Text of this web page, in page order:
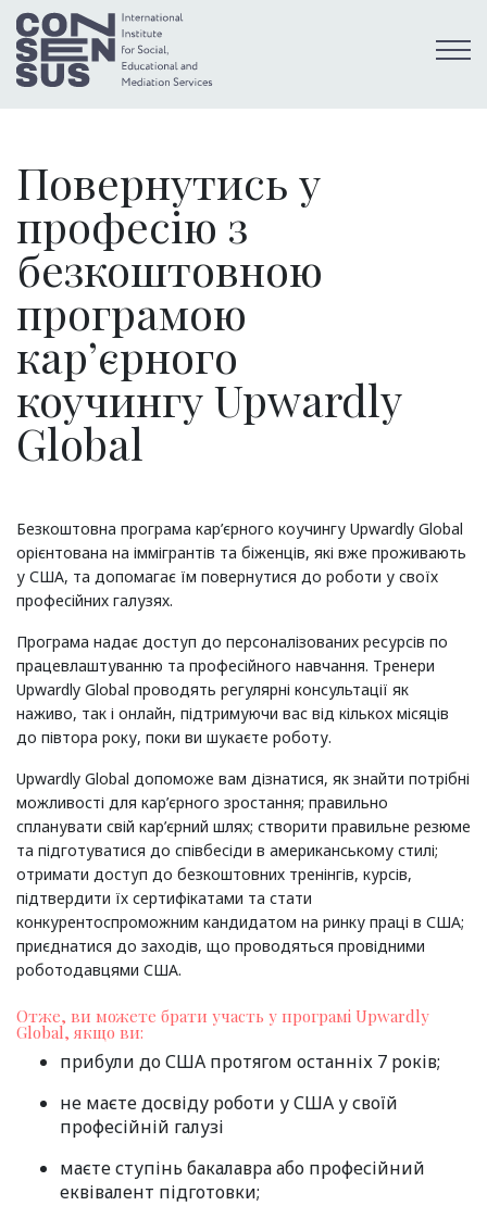
Повернутись у
професію з
безкоштовною
програмою
кар’єрного
коучингу Upwardly
Global
Безкоштовна програма кар’єрного коучингу Upwardly Global
орієнтована на іммігрантів та біженців, які вже проживають
у США, та допомагає їм повернутися до роботи у своїх
професійних галузях.
Програма надає доступ до персоналізованих ресурсів по
працевлаштуванню та професійного навчання. Тренери
Upwardly Global проводять регулярні консультації як
наживо, так і онлайн, підтримуючи вас від кількох місяців
до півтора року, поки ви шукаєте роботу.
Upwardly Global допоможе вам дізнатися, як знайти потрібні
можливості для кар’єрного зростання; правильно
спланувати свій кар’єрний шлях; створити правильне резюме
та підготуватися до співбесіди в американському стилі;
отримати доступ до безкоштовних тренінгів, курсів,
підтвердити їх сертифікатами та стати
конкурентоспроможним кандидатом на ринку праці в США;
приєднатися до заходів, що проводяться провідними
роботодавцями США.
Отже, ви можете брати участь у програмі Upwardly
Global, якщо ви:
прибули до США протягом останніх 7 років;
не маєте досвіду роботи у США у своїй
професійній галузі
маєте ступінь бакалавра або професійний
еквівалент підготовки;